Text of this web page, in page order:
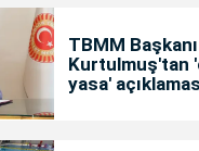
TBMM
Kurtulmuş'tan
yasa'